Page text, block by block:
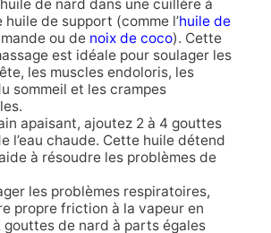
de nard dans une cuillère à
huile de support (comme l’huile de
ou de noix de coco). Cette
est idéale pour soulager les
les muscles endoloris, les
sommeil et les crampes
apaisant, ajoutez 2 à 4 gouttes
l’eau chaude. Cette huile détend
à résoudre les problèmes de
les problèmes respiratoires,
propre friction à la vapeur en
gouttes de nard à parts égales